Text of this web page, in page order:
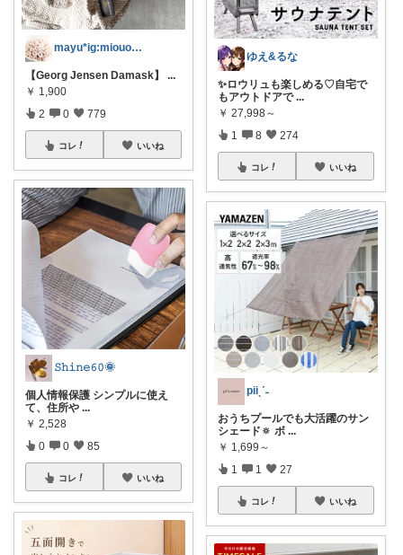
mayu*ig:miouor_home
【Georg Jensen Damask】
...
￥ 1,900
2 0 779
コレ いいね
𝚂𝚑𝚒𝚗𝚎𝟼𝟶🌞
個人情報保護 シンプルに使え
て、住所や ...
￥ 2,528
0 0 85
コレ いいね
ゆえ&るな
✨ロウリュも楽しめる♡自宅で
もアウトドアで ...
￥ 27,998～
1 8 274
コレ いいね
piiˎˊ˗
おうちプールでも大活躍のサン
シェード🔅 ボ ...
￥ 1,699～
1 1 27
コレ いいね